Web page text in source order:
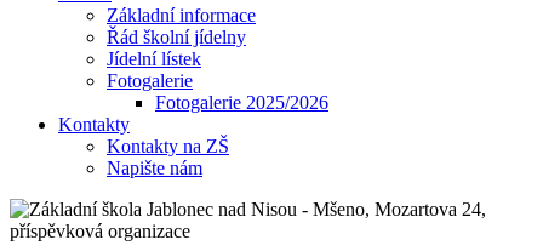
Základní informace
Řád školní jídelny
Jídelní lístek
Fotogalerie
Fotogalerie 2025/2026
Kontakty
Kontakty na ZŠ
Napište nám